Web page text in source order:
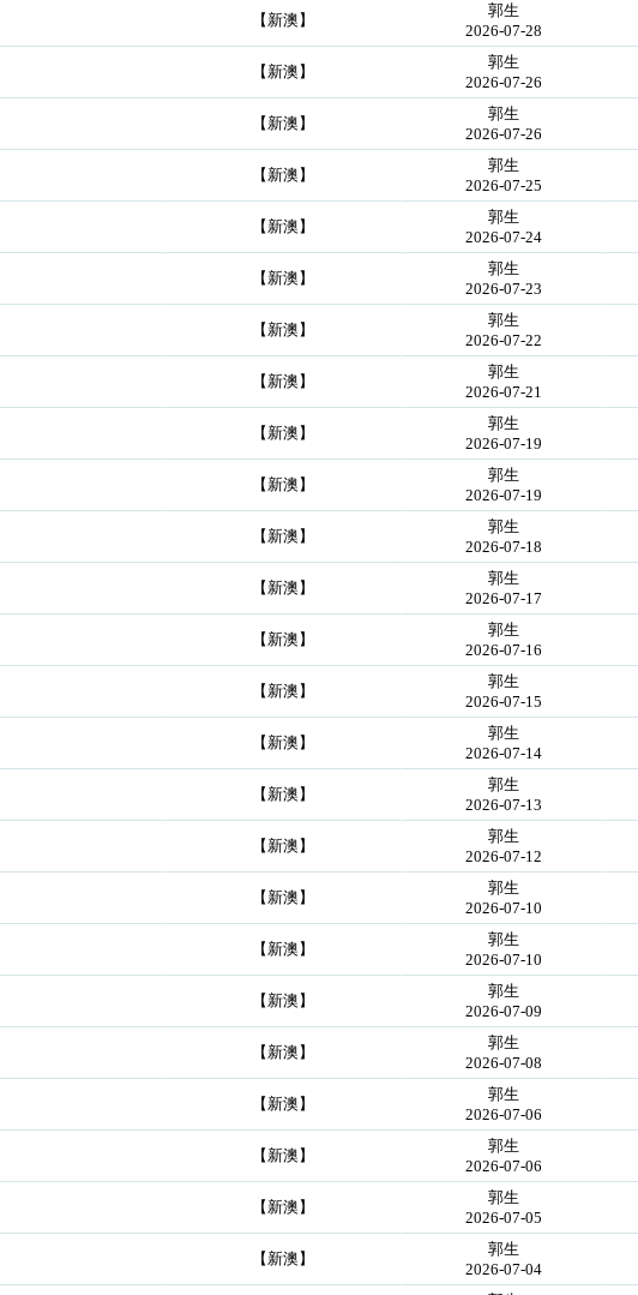
【新澳】
郭生
2026-07-28
【新澳】
郭生
2026-07-26
【新澳】
郭生
2026-07-26
【新澳】
郭生
2026-07-25
【新澳】
郭生
2026-07-24
【新澳】
郭生
2026-07-23
【新澳】
郭生
2026-07-22
【新澳】
郭生
2026-07-21
【新澳】
郭生
2026-07-19
【新澳】
郭生
2026-07-19
【新澳】
郭生
2026-07-18
【新澳】
郭生
2026-07-17
【新澳】
郭生
2026-07-16
【新澳】
郭生
2026-07-15
【新澳】
郭生
2026-07-14
【新澳】
郭生
2026-07-13
【新澳】
郭生
2026-07-12
【新澳】
郭生
2026-07-10
【新澳】
郭生
2026-07-10
【新澳】
郭生
2026-07-09
【新澳】
郭生
2026-07-08
【新澳】
郭生
2026-07-06
【新澳】
郭生
2026-07-06
【新澳】
郭生
2026-07-05
【新澳】
郭生
2026-07-04